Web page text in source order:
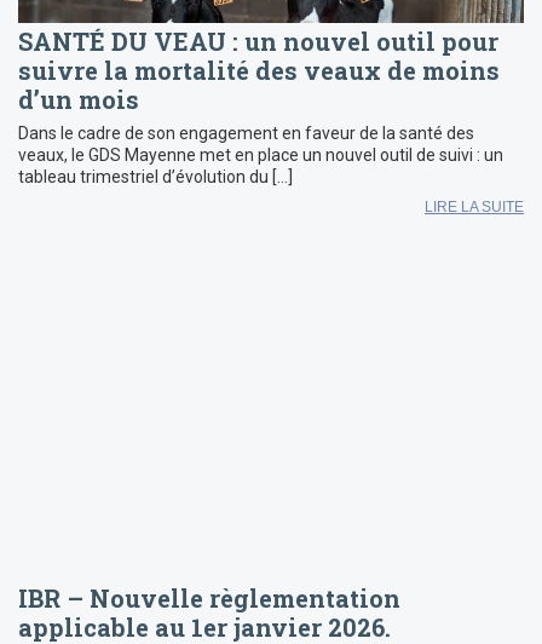
SANTÉ DU VEAU : un nouvel outil pour
suivre la mortalité des veaux de moins
d’un mois
Dans le cadre de son engagement en faveur de la santé des
veaux, le GDS Mayenne met en place un nouvel outil de suivi : un
tableau trimestriel d’évolution du […]
LIRE LA SUITE
IBR – Nouvelle règlementation
applicable au 1er janvier 2026.